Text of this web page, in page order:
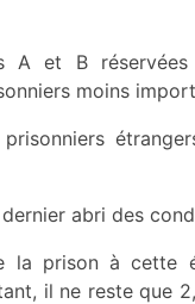
A et B
moins
abri des
la prison à cette
il ne reste que